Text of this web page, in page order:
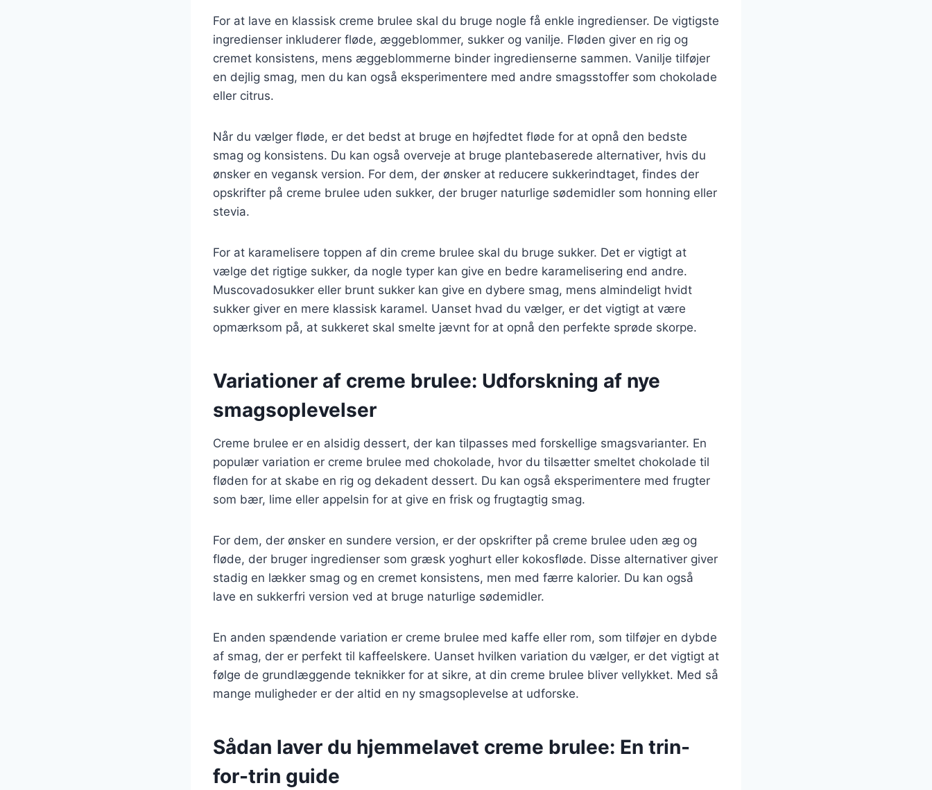
For at lave en klassisk creme brulee skal du bruge nogle få enkle ingredienser. De vigtigste
ingredienser inkluderer fløde, æggeblommer, sukker og vanilje. Fløden giver en rig og
cremet konsistens, mens æggeblommerne binder ingredienserne sammen. Vanilje tilføjer
en dejlig smag, men du kan også eksperimentere med andre smagsstoffer som chokolade
eller citrus.
Når du vælger fløde, er det bedst at bruge en højfedtet fløde for at opnå den bedste
smag og konsistens. Du kan også overveje at bruge plantebaserede alternativer, hvis du
ønsker en vegansk version. For dem, der ønsker at reducere sukkerindtaget, findes der
opskrifter på creme brulee uden sukker, der bruger naturlige sødemidler som honning eller
stevia.
For at karamelisere toppen af din creme brulee skal du bruge sukker. Det er vigtigt at
vælge det rigtige sukker, da nogle typer kan give en bedre karamelisering end andre.
Muscovadosukker eller brunt sukker kan give en dybere smag, mens almindeligt hvidt
sukker giver en mere klassisk karamel. Uanset hvad du vælger, er det vigtigt at være
opmærksom på, at sukkeret skal smelte jævnt for at opnå den perfekte sprøde skorpe.
Variationer af creme brulee: Udforskning af nye
smagsoplevelser
Creme brulee er en alsidig dessert, der kan tilpasses med forskellige smagsvarianter. En
populær variation er creme brulee med chokolade, hvor du tilsætter smeltet chokolade til
fløden for at skabe en rig og dekadent dessert. Du kan også eksperimentere med frugter
som bær, lime eller appelsin for at give en frisk og frugtagtig smag.
For dem, der ønsker en sundere version, er der opskrifter på creme brulee uden æg og
fløde, der bruger ingredienser som græsk yoghurt eller kokosfløde. Disse alternativer giver
stadig en lækker smag og en cremet konsistens, men med færre kalorier. Du kan også
lave en sukkerfri version ved at bruge naturlige sødemidler.
En anden spændende variation er creme brulee med kaffe eller rom, som tilføjer en dybde
af smag, der er perfekt til kaffeelskere. Uanset hvilken variation du vælger, er det vigtigt at
følge de grundlæggende teknikker for at sikre, at din creme brulee bliver vellykket. Med så
mange muligheder er der altid en ny smagsoplevelse at udforske.
Sådan laver du hjemmelavet creme brulee: En trin-
for-trin guide